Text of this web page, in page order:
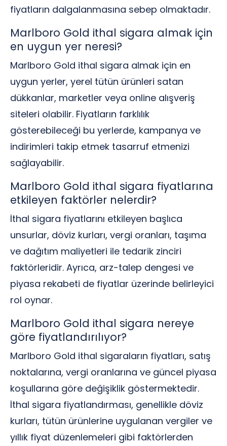
fiyatların dalgalanmasına sebep olmaktadır.
Marlboro Gold ithal sigara almak için
en uygun yer neresi?
Marlboro Gold ithal sigara almak için en
uygun yerler, yerel tütün ürünleri satan
dükkanlar, marketler veya online alışveriş
siteleri olabilir. Fiyatların farklılık
gösterebileceği bu yerlerde, kampanya ve
indirimleri takip etmek tasarruf etmenizi
sağlayabilir.
Marlboro Gold ithal sigara fiyatlarına
etkileyen faktörler nelerdir?
İthal sigara fiyatlarını etkileyen başlıca
unsurlar, döviz kurları, vergi oranları, taşıma
ve dağıtım maliyetleri ile tedarik zinciri
faktörleridir. Ayrıca, arz-talep dengesi ve
piyasa rekabeti de fiyatlar üzerinde belirleyici
rol oynar.
Marlboro Gold ithal sigara nereye
göre fiyatlandırılıyor?
Marlboro Gold ithal sigaraların fiyatları, satış
noktalarına, vergi oranlarına ve güncel piyasa
koşullarına göre değişiklik göstermektedir.
İthal sigara fiyatlandırması, genellikle döviz
kurları, tütün ürünlerine uygulanan vergiler ve
yıllık fiyat düzenlemeleri gibi faktörlerden